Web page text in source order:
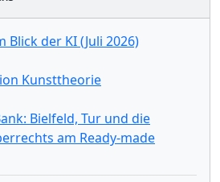
Blick der KI (Juli 2026)
Kunsttheorie
Bielfeld, Tur und die
am Ready-made